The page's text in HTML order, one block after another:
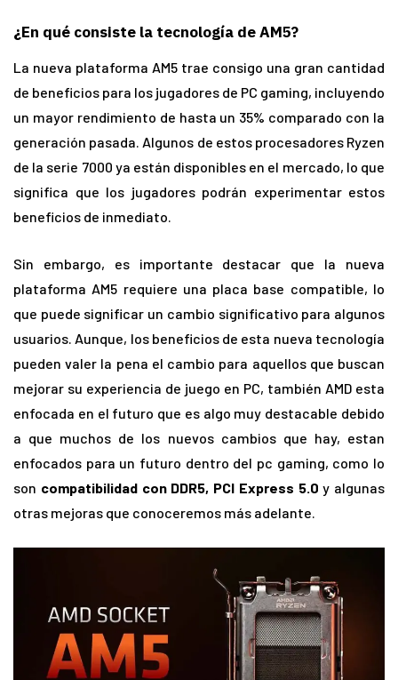
¿En qué consiste la tecnología de AM5?
La nueva plataforma AM5 trae consigo una gran cantidad
de beneficios para los jugadores de PC gaming, incluyendo
un mayor rendimiento de hasta un 35% comparado con la
generación pasada. Algunos de estos procesadores Ryzen
de la serie 7000 ya están disponibles en el mercado, lo que
significa que los jugadores podrán experimentar estos
beneficios de inmediato.
Sin embargo, es importante destacar que la nueva
plataforma AM5 requiere una placa base compatible, lo
que puede significar un cambio significativo para algunos
usuarios. Aunque, los beneficios de esta nueva tecnología
pueden valer la pena el cambio para aquellos que buscan
mejorar su experiencia de juego en PC, también AMD esta
enfocada en el futuro que es algo muy destacable debido
a que muchos de los nuevos cambios que hay, estan
enfocados para un futuro dentro del pc gaming, como lo
son compatibilidad con DDR5, PCI Express 5.0 y algunas
otras mejoras que conoceremos más adelante.